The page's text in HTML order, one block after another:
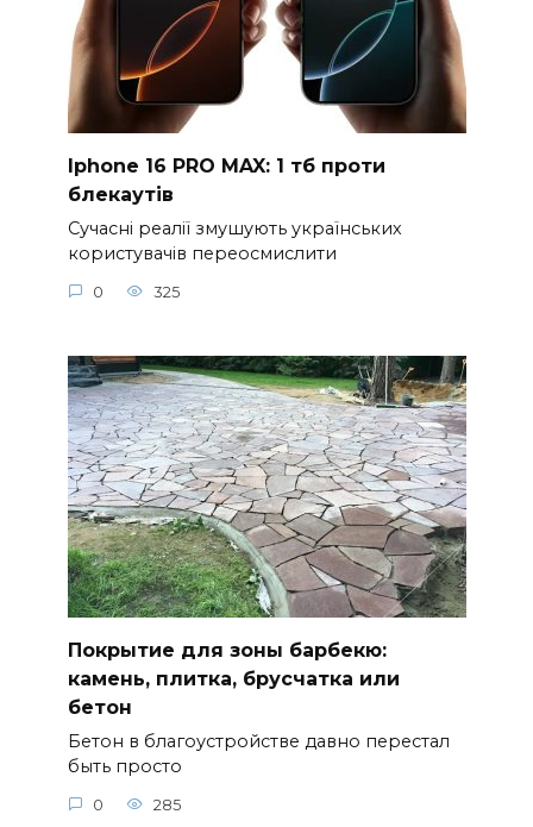
Iphone 16 PRO MAX: 1 тб проти
блекаутів
Сучасні реалії змушують українських
користувачів переосмислити
0 325
Покрытие для зоны барбекю:
камень, плитка, брусчатка или
бетон
Бетон в благоустройстве давно перестал
быть просто
0 285